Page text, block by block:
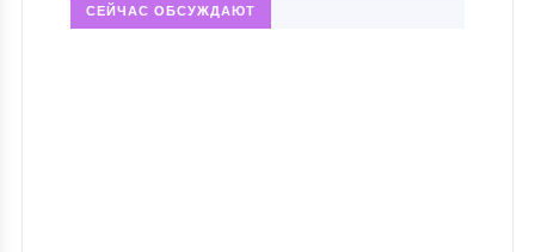
СЕЙЧАС ОБСУЖДАЮТ